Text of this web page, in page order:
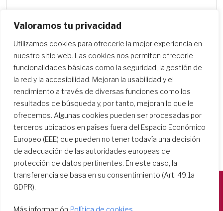
Valoramos tu privacidad
Utilizamos cookies para ofrecerle la mejor experiencia en
nuestro sitio web. Las cookies nos permiten ofrecerle
funcionalidades básicas como la seguridad, la gestión de
la red y la accesibilidad. Mejoran la usabilidad y el
rendimiento a través de diversas funciones como los
resultados de búsqueda y, por tanto, mejoran lo que le
ofrecemos. Algunas cookies pueden ser procesadas por
terceros ubicados en países fuera del Espacio Económico
Europeo (EEE) que pueden no tener todavía una decisión
de adecuación de las autoridades europeas de
protección de datos pertinentes. En este caso, la
transferencia se basa en su consentimiento (Art. 49.1a
GDPR).
Más información Política de cookies
Buscar centros escolares